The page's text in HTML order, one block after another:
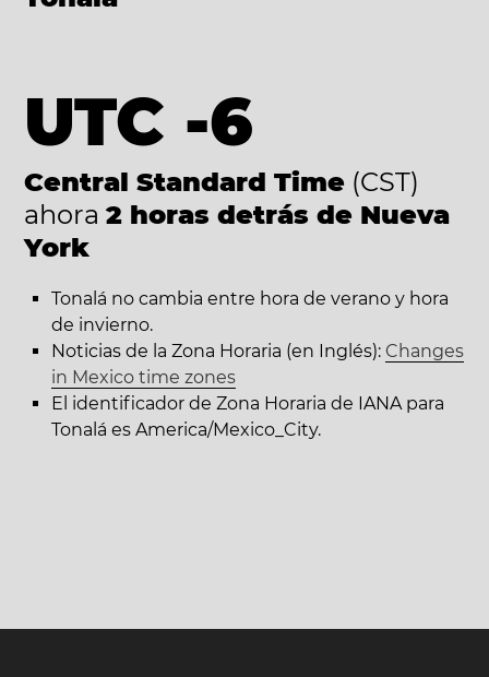
UTC -6
Central Standard Time (CST)
ahora 2 horas detrás de Nueva
York
Tonalá no cambia entre hora de verano y hora
de invierno.
Noticias de la Zona Horaria (en Inglés): Changes
in Mexico time zones
El identificador de Zona Horaria de IANA para
Tonalá es America/Mexico_City.